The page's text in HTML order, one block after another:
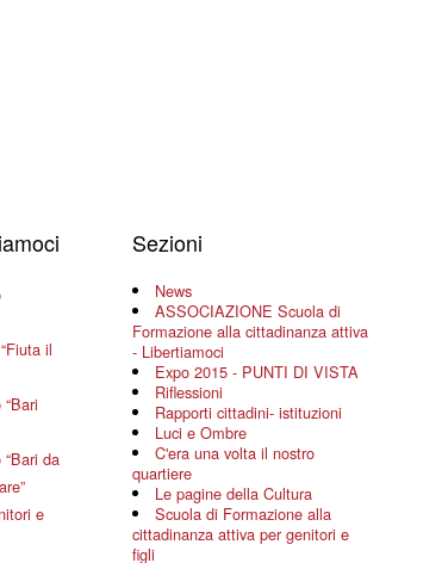
il
da
e
Sezioni
News
ASSOCIAZIONE Scuola di
Formazione alla cittadinanza attiva
- Libertiamoci
Expo 2015 - PUNTI DI VISTA
Riflessioni
Rapporti cittadini- istituzioni
Luci e Ombre
C'era una volta il nostro
quartiere
Le pagine della Cultura
Scuola di Formazione alla
cittadinanza attiva per genitori e
figli